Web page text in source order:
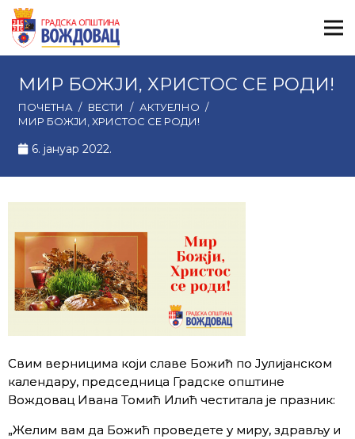
МИР БОЖЈИ, ХРИСТОС СЕ РОДИ!
ПОЧЕТНА / ВЕСТИ / АКТУЕЛНО /
МИР БОЖЈИ, ХРИСТОС СЕ РОДИ!
6. јануар 2022.
Свим верницима који славе Божић по Јулијанском
календару, председница Градске општине
Вождовац Ивана Томић Илић честитала је празник:
„Желим вам да Божић проведете у миру, здрављу и